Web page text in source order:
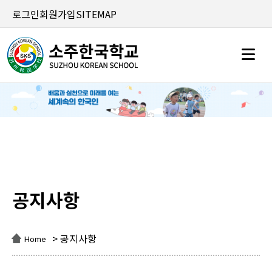
로그인회원가입SITEMAP
공지사항
Home > 공지사항